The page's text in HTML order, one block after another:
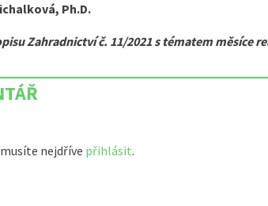
Ph.D.
Zahradnictví č. 11/2021 s tématem měsíce
nejdříve přihlásit.